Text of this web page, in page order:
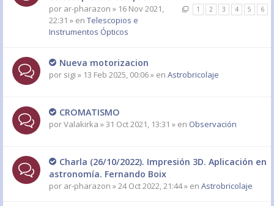
1 2 3 4 5 6
por ar-pharazon » 16 Nov 2021,
22:31 » en Telescopios e
Instrumentos Ópticos
Nueva motorizacion
por sigi » 13 Feb 2025, 00:06 » en Astrobricolaje
CROMATISMO
porValakirka » 31 Oct 2021, 13:31 » en Observación
Charla (26/10/2022). Impresión 3D. Aplicación en
astronomía. Fernando Boix
por ar-pharazon » 24 Oct 2022, 21:44 » en Astrobricolaje